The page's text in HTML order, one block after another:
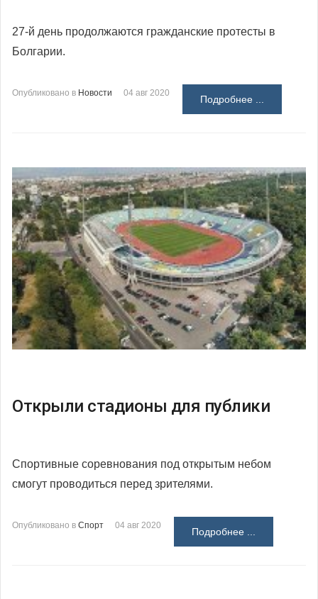
27-й день продолжаются гражданские протесты в
Болгарии.
Опубликовано в Новости 04 авг 2020
Подробнее ...
Открыли стадионы для публики
Спортивные соревнования под открытым небом
смогут проводиться перед зрителями.
Опубликовано в Спорт 04 авг 2020
Подробнее ...